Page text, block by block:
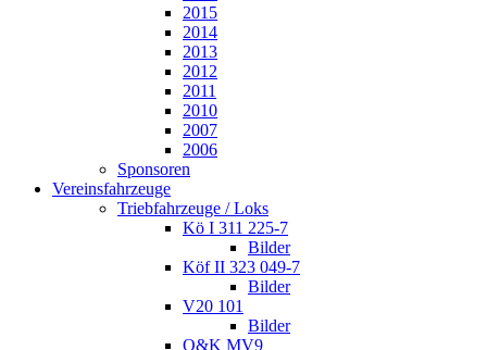
2015
2014
2013
2012
2011
2010
2007
2006
Sponsoren
Vereinsfahrzeuge
Triebfahrzeuge / Loks
Kö I 311 225-7
Bilder
Köf II 323 049-7
Bilder
V20 101
Bilder
O&K MV9